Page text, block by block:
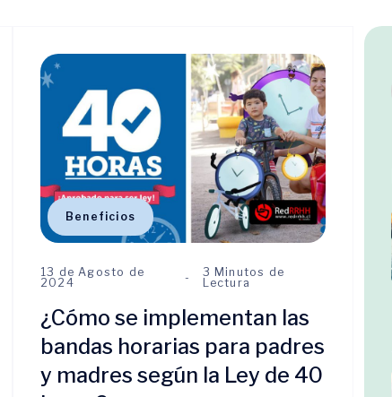
Beneficios
13 de Agosto de
2024
3 Minutos de
Lectura
¿Cómo se implementan las
bandas horarias para padres
y madres según la Ley de 40